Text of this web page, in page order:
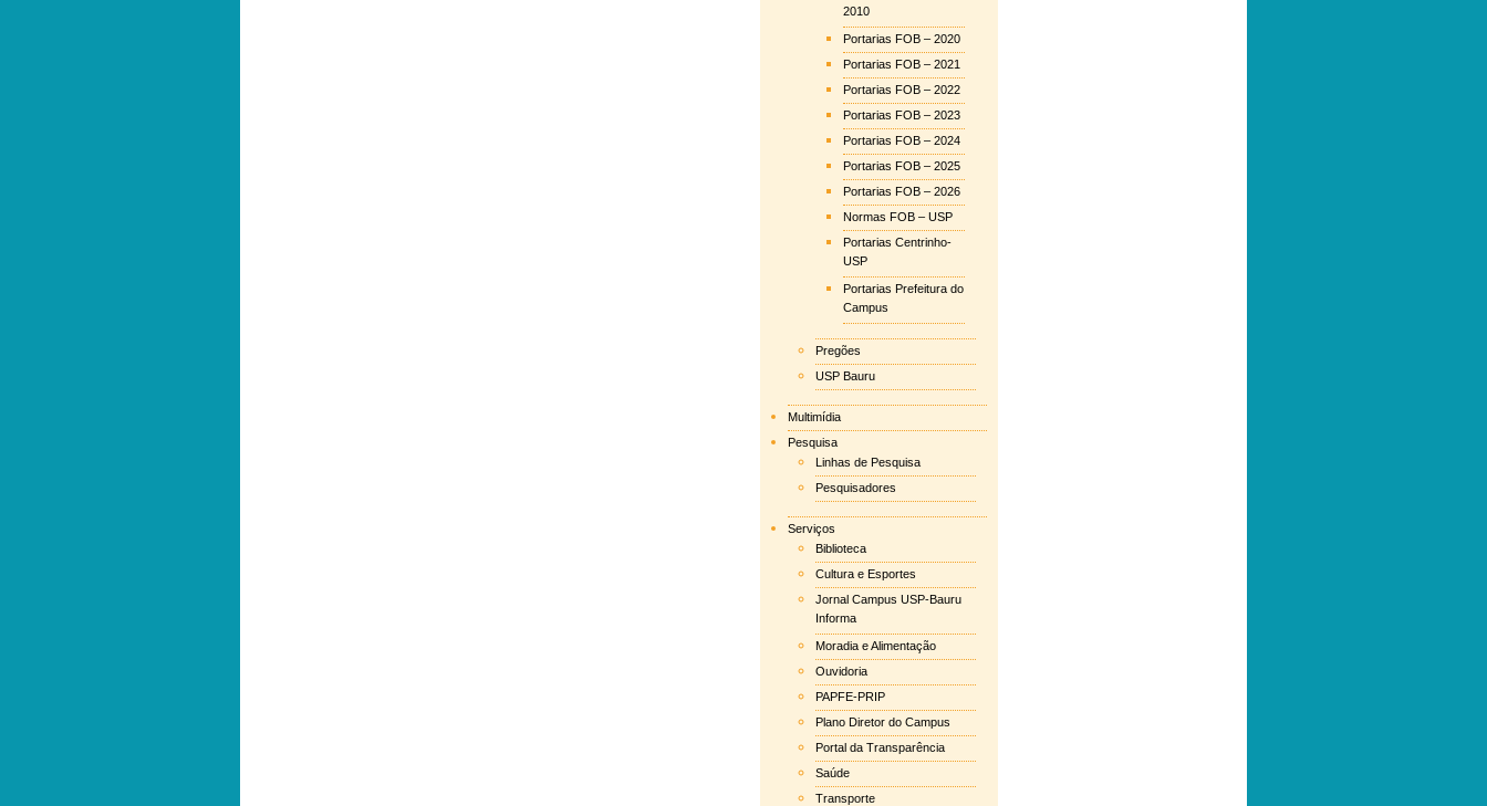
2010
Portarias FOB – 2020
Portarias FOB – 2021
Portarias FOB – 2022
Portarias FOB – 2023
Portarias FOB – 2024
Portarias FOB – 2025
Portarias FOB – 2026
Normas FOB – USP
Portarias Centrinho-
USP
Portarias Prefeitura do
Campus
Pregões
USP Bauru
Multimídia
Pesquisa
Linhas de Pesquisa
Pesquisadores
Serviços
Biblioteca
Cultura e Esportes
Jornal Campus USP-Bauru
Informa
Moradia e Alimentação
Ouvidoria
PAPFE-PRIP
Plano Diretor do Campus
Portal da Transparência
Saúde
Transporte